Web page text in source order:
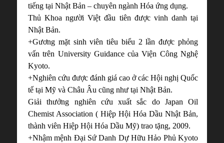
tiếng tại Nhật Bản – chuyên ngành Hóa ứng dụng.
Thủ Khoa người Việt đầu tiên được vinh danh tại
Nhật Bản.
+Gương mặt sinh viên tiêu biểu 2 lần được phỏng
vấn trên University Guidance của Viện Công Nghệ
Kyoto.
+Nghiên cứu được đánh giá cao ở các Hội nghị Quốc
tế tại Mỹ và Châu Âu cũng như tại Nhật Bản.
Giải thưởng nghiên cứu xuất sắc do Japan Oil
Chemist Association ( Hiệp Hội Hóa Dầu Nhật Bản,
thành viên Hiệp Hội Hóa Dầu Mỹ) trao tặng, 2009.
+Nhậm mệnh Đại Sứ Danh Dự Hữu Hảo Phủ Kyoto